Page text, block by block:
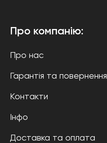
Про компанію:
Про нас
Гарантія та повернення
Контакти
Інфо
Доставка та оплата